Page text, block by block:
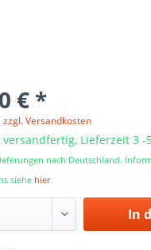
€ *
zzgl. Versandkosten
versandfertig, Lieferzeit 3 -
nach Deutschland.
siehe hier
In